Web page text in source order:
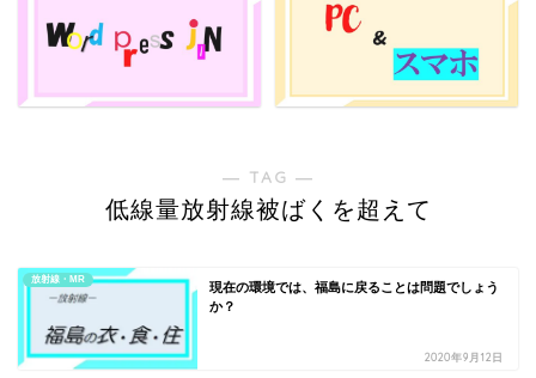
― TAG ―
低線量放射線被ばくを超えて
放射線・MR
現在の環境では、福島に戻ることは問題でしょう
か？
2020年9月12日